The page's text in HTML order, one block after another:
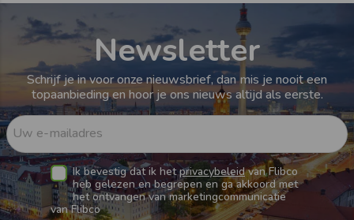
Newsletter
Schrijf je in voor onze nieuwsbrief, dan mis je nooit een
topaanbieding en hoor je ons nieuws altijd als eerste.
Uw e-mailadres
Ik bevestig dat ik hetprivacybeleidvan Flibco
heb gelezen en begrepen en ga akkoord met
het ontvangen van marketingcommunicatie
van Flibco